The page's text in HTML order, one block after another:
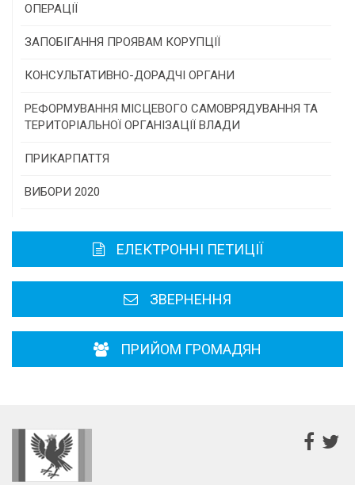
самоврядування
Конкурс інститутів громадянського суспільства
Програми/конкурси МТД
ОПЕРАЦІЇ
ЗАПОБІГАННЯ ПРОЯВАМ КОРУПЦІЇ
КОНСУЛЬТАТИВНО-ДОРАДЧІ ОРГАНИ
Консультативна рада
РЕФОРМУВАННЯ МІСЦЕВОГО САМОВРЯДУВАННЯ ТА
ТЕРИТОРІАЛЬНОЇ ОРГАНІЗАЦІЇ ВЛАДИ
ПРИКАРПАТТЯ
Історична довідка
Районні, міські ради
ВИБОРИ 2020
ЕЛЕКТРОННІ ПЕТИЦІЇ
ЗВЕРНЕННЯ
ПРИЙОМ ГРОМАДЯН